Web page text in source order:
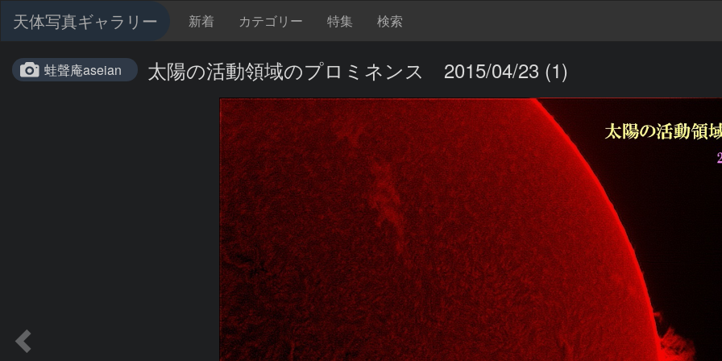
天体写真ギャラリー 新着 カテゴリー 特集 検索
蛙聲庵aseian 太陽の活動領域のプロミネンス 2015/04/23 (1)